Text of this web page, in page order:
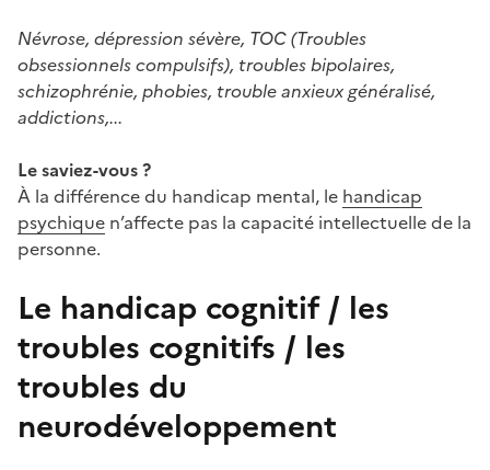
Névrose, dépression sévère, TOC (Troubles
obsessionnels compulsifs), troubles bipolaires,
schizophrénie, phobies, trouble anxieux généralisé,
addictions,...
Le saviez-vous ?
À la différence du handicap mental, le handicap
psychique n’affecte pas la capacité intellectuelle de la
personne.
Le handicap cognitif / les
troubles cognitifs / les
troubles du
neurodéveloppement